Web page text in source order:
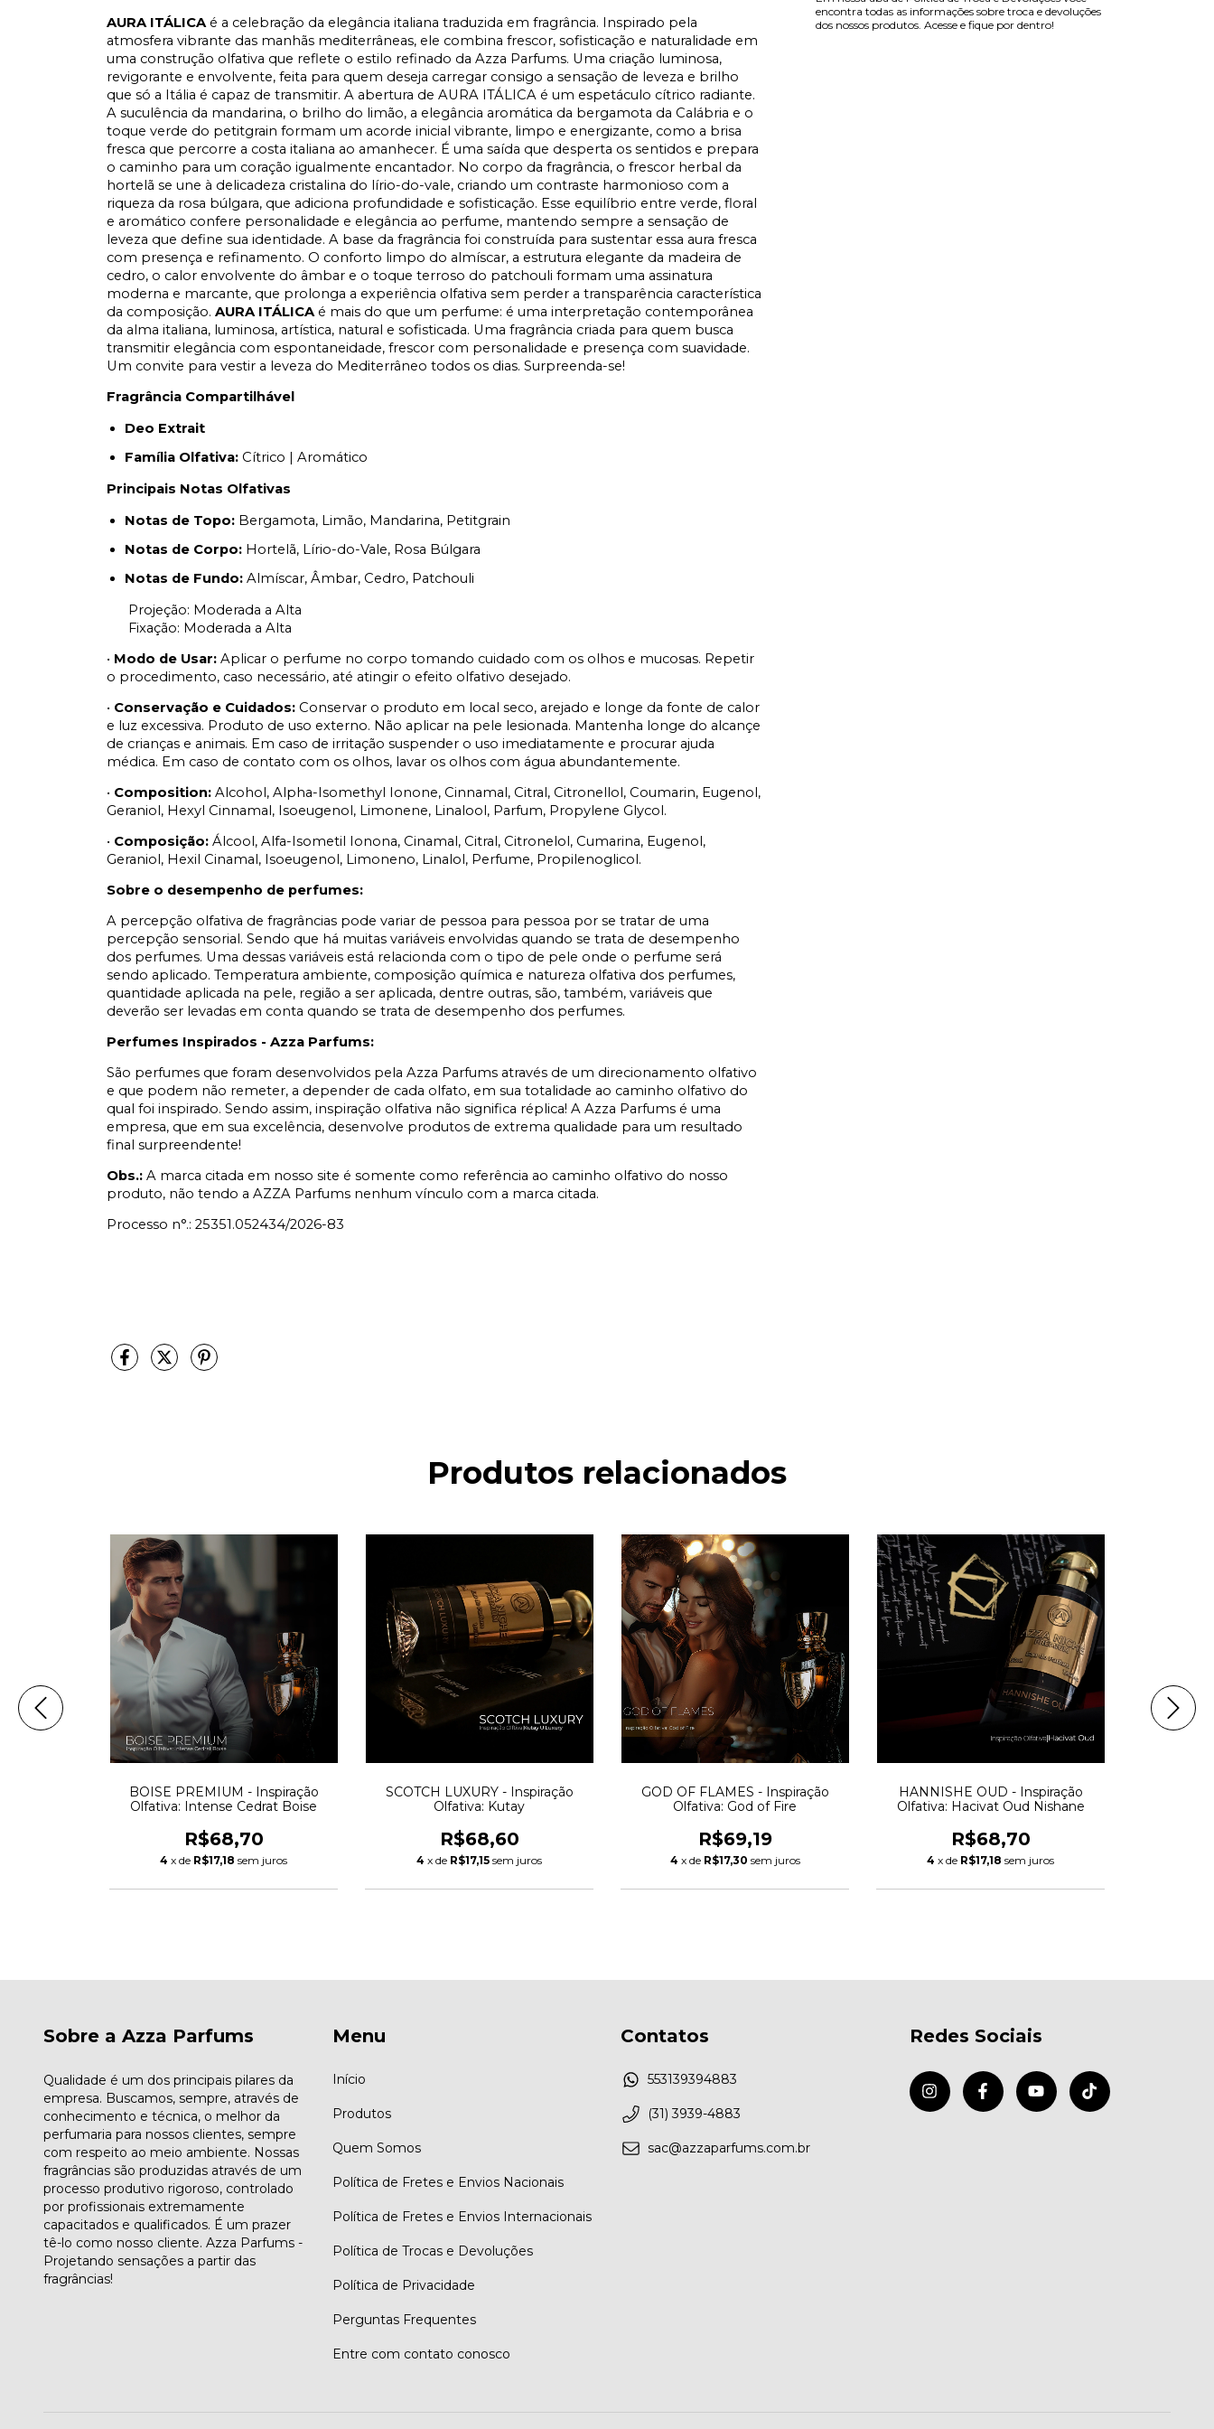
AURA ITÁLICAé a celebração da elegância italiana traduzida em fragrância. Inspirado pela
atmosfera vibrante das manhãs mediterrâneas, ele combina frescor, sofisticação e naturalidade em
uma construção olfativa que reflete o estilo refinado da Azza Parfums. Uma criação luminosa,
revigorante e envolvente, feita para quem deseja carregar consigo a sensação de leveza e brilho
que só a Itália é capaz de transmitir. A abertura de AURA ITÁLICA é um espetáculo cítrico radiante.
A suculência da mandarina, o brilho do limão, a elegância aromática da bergamota da Calábria e o
toque verde do petitgrain formam um acorde inicial vibrante, limpo e energizante, como a brisa
fresca que percorre a costa italiana ao amanhecer. É uma saída que desperta os sentidos e prepara
o caminho para um coração igualmente encantador. No corpo da fragrância, o frescor herbal da
hortelã se une à delicadeza cristalina do lírio-do-vale, criando um contraste harmonioso com a
riqueza da rosa búlgara, que adiciona profundidade e sofisticação. Esse equilíbrio entre verde, floral
e aromático confere personalidade e elegância ao perfume, mantendo sempre a sensação de
leveza que define sua identidade. A base da fragrância foi construída para sustentar essa aura fresca
com presença e refinamento. O conforto limpo do almíscar, a estrutura elegante da madeira de
cedro, o calor envolvente do âmbar e o toque terroso do patchouli formam uma assinatura
moderna e marcante, que prolonga a experiência olfativa sem perder a transparência característica
da composição. AURA ITÁLICAé mais do que um perfume: é uma interpretação contemporânea
da alma italiana, luminosa, artística, natural e sofisticada. Uma fragrância criada para quem busca
transmitir elegância com espontaneidade, frescor com personalidade e presença com suavidade.
Um convite para vestir a leveza do Mediterrâneo todos os dias. Surpreenda-se!
Fragrância Compartilhável
Deo Extrait
Família Olfativa: Cítrico | Aromático
Principais Notas Olfativas
Notas de Topo: Bergamota, Limão, Mandarina, Petitgrain
Notas de Corpo: Hortelã, Lírio-do-Vale, Rosa Búlgara
Notas de Fundo: Almíscar, Âmbar, Cedro, Patchouli
Projeção: Moderada a Alta
Fixação: Moderada a Alta
• Modo de Usar: Aplicar o perfume no corpo tomando cuidado com os olhos e mucosas. Repetir
o procedimento, caso necessário, até atingir o efeito olfativo desejado.
• Conservação e Cuidados: Conservar o produto em local seco, arejado e longe da fonte de calor
e luz excessiva. Produto de uso externo. Não aplicar na pele lesionada. Mantenha longe do alcançe
de crianças e animais. Em caso de irritação suspender o uso imediatamente e procurar ajuda
médica. Em caso de contato com os olhos, lavar os olhos com água abundantemente.
• Composition: Alcohol, Alpha-Isomethyl Ionone, Cinnamal, Citral, Citronellol, Coumarin, Eugenol,
Geraniol, Hexyl Cinnamal, Isoeugenol, Limonene, Linalool, Parfum, Propylene Glycol.
• Composição: Álcool, Alfa-Isometil Ionona, Cinamal, Citral, Citronelol, Cumarina, Eugenol,
Geraniol, Hexil Cinamal, Isoeugenol, Limoneno, Linalol, Perfume, Propilenoglicol.
Sobre o desempenho de perfumes:
A percepção olfativa de fragrâncias pode variar de pessoa para pessoa por se tratar de uma
percepção sensorial. Sendo que há muitas variáveis envolvidas quando se trata de desempenho
dos perfumes. Uma dessas variáveis está relacionda com o tipo de pele onde o perfume será
sendo aplicado. Temperatura ambiente, composição química e natureza olfativa dos perfumes,
quantidade aplicada na pele, região a ser aplicada, dentre outras, são, também, variáveis que
deverão ser levadas em conta quando se trata de desempenho dos perfumes.
Perfumes Inspirados - Azza Parfums:
São perfumes que foram desenvolvidos pela Azza Parfums através de um direcionamento olfativo
e que podem não remeter, a depender de cada olfato, em sua totalidade ao caminho olfativo do
qual foi inspirado. Sendo assim, inspiração olfativa não significa réplica! A Azza Parfums é uma
empresa, que em sua excelência, desenvolve produtos de extrema qualidade para um resultado
final surpreendente!
Obs.: A marca citada em nosso site é somente como referência ao caminho olfativo do nosso
produto, não tendo a AZZA Parfums nenhum vínculo com a marca citada.
Processo n°.: 25351.052434/2026-83
encontra todas as informações sobre troca e devoluções
dos nossos produtos. Acesse e fique por dentro!
Produtos relacionados
BOISE PREMIUM - Inspiração
Olfativa: Intense Cedrat Boise
R$68,70
4 x de R$17,18 sem juros
SCOTCH LUXURY - Inspiração
Olfativa: Kutay
R$68,60
4 x de R$17,15 sem juros
GOD OF FLAMES - Inspiração
Olfativa: God of Fire
R$69,19
4 x de R$17,30 sem juros
HANNISHE OUD - Inspiração
Olfativa: Hacivat Oud Nishane
R$68,70
4 x de R$17,18 sem juros
Sobre a Azza Parfums
Qualidade é um dos principais pilares da
empresa. Buscamos, sempre, através de
conhecimento e técnica, o melhor da
perfumaria para nossos clientes, sempre
com respeito ao meio ambiente. Nossas
fragrâncias são produzidas através de um
processo produtivo rigoroso, controlado
por profissionais extremamente
capacitados e qualificados. É um prazer
tê-lo como nosso cliente. Azza Parfums -
Projetando sensações a partir das
fragrâncias!
Menu
Início
Produtos
Quem Somos
Política de Fretes e Envios Nacionais
Política de Fretes e Envios Internacionais
Política de Trocas e Devoluções
Política de Privacidade
Perguntas Frequentes
Entre com contato conosco
Contatos
553139394883
(31) 3939-4883
sac@azzaparfums.com.br
Redes Sociais